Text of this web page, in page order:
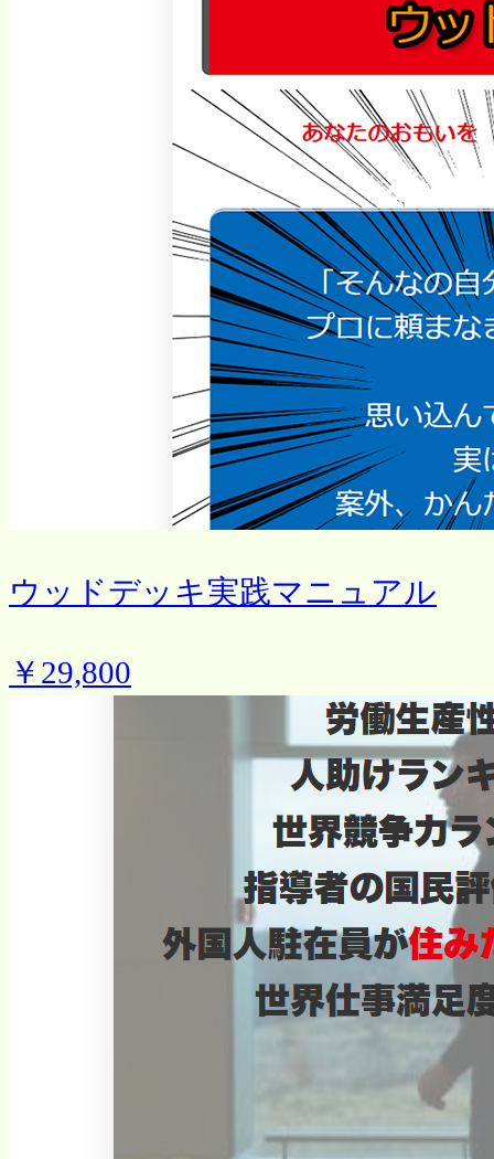
ウッドデッキ実践マニュアル
￥29,800